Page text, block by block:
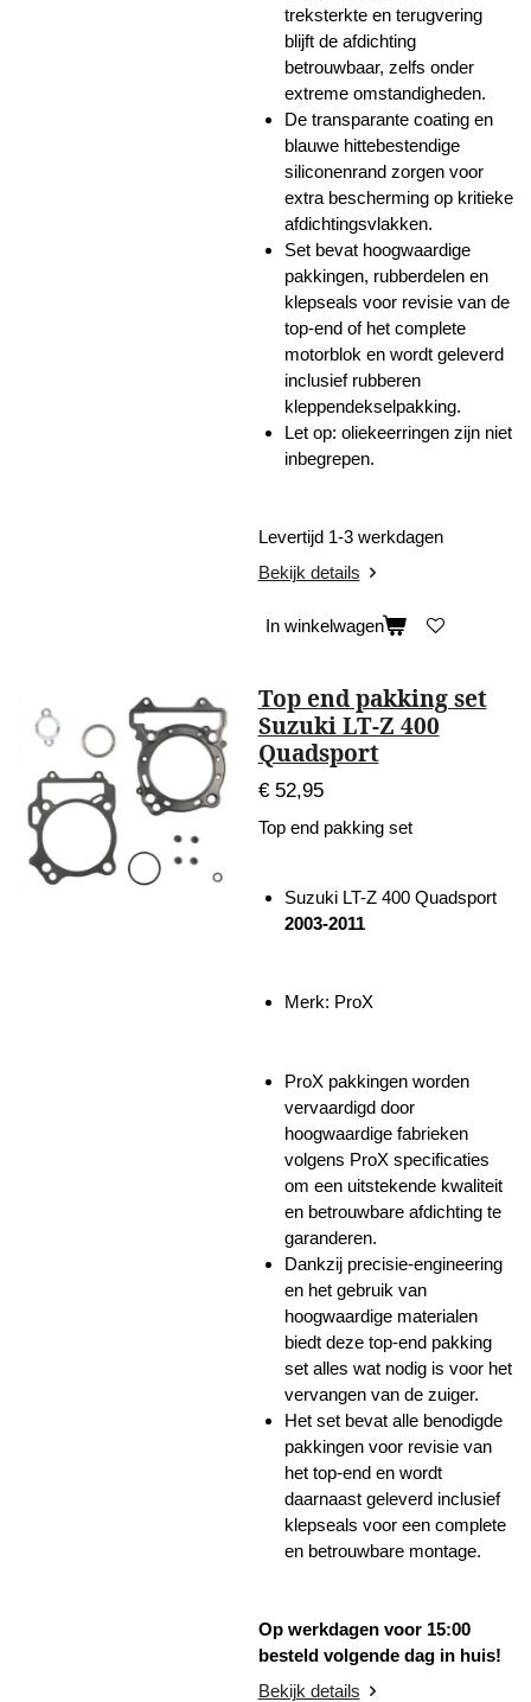
treksterkte en terugvering
blijft de afdichting
betrouwbaar, zelfs onder
extreme omstandigheden.
De transparante coating en
blauwe hittebestendige
siliconenrand zorgen voor
extra bescherming op kritieke
afdichtingsvlakken.
Set bevat hoogwaardige
pakkingen, rubberdelen en
klepseals voor revisie van de
top-end of het complete
motorblok en wordt geleverd
inclusief rubberen
kleppendekselpakking.
Let op: oliekeerringen zijn niet
inbegrepen.
Levertijd 1-3 werkdagen
Bekijk details
In winkelwagen
Top end pakking set
Suzuki LT-Z 400
Quadsport
€ 52,95
Top end pakking set
Suzuki LT-Z 400 Quadsport
2003-2011
Merk: ProX
ProX pakkingen worden
vervaardigd door
hoogwaardige fabrieken
volgens ProX specificaties
om een uitstekende kwaliteit
en betrouwbare afdichting te
garanderen.
Dankzij precisie-engineering
en het gebruik van
hoogwaardige materialen
biedt deze top-end pakking
set alles wat nodig is voor het
vervangen van de zuiger.
Het set bevat alle benodigde
pakkingen voor revisie van
het top-end en wordt
daarnaast geleverd inclusief
klepseals voor een complete
en betrouwbare montage.
Op werkdagen voor 15:00
besteld volgende dag in huis!
Bekijk details